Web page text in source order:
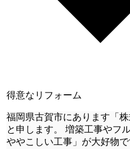
得意なリフォーム
福岡県古賀市にあります「
と申します。 増築工事やフ
ややこしい工事」が大好物